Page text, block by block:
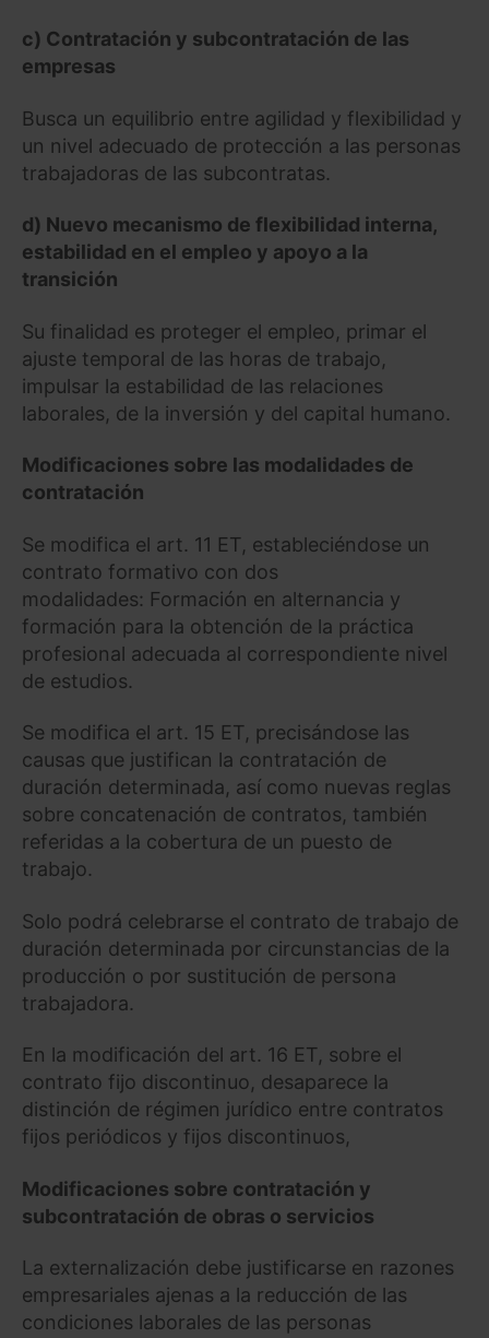
c) Contratación y subcontratación de las
empresas
Busca un equilibrio entre agilidad y flexibilidad y
un nivel adecuado de protección a las personas
trabajadoras de las subcontratas.
d) Nuevo mecanismo de flexibilidad interna,
estabilidad en el empleo y apoyo a la
transición
Su finalidad es proteger el empleo, primar el
ajuste temporal de las horas de trabajo,
impulsar la estabilidad de las relaciones
laborales, de la inversión y del capital humano.
Modificaciones sobre las modalidades de
contratación
Se modifica el art. 11 ET, estableciéndose un
contrato formativo con dos
modalidades: Formación en alternancia y
formación para la obtención de la práctica
profesional adecuada al correspondiente nivel
de estudios.
Se modifica el art. 15 ET, precisándose las
causas que justifican la contratación de
duración determinada, así como nuevas reglas
sobre concatenación de contratos, también
referidas a la cobertura de un puesto de
trabajo.
Solo podrá celebrarse el contrato de trabajo de
duración determinada por circunstancias de la
producción o por sustitución de persona
trabajadora.
En la modificación del art. 16 ET, sobre el
contrato fijo discontinuo, desaparece la
distinción de régimen jurídico entre contratos
fijos periódicos y fijos discontinuos,
Modificaciones sobre contratación y
subcontratación de obras o servicios
La externalización debe justificarse en razones
empresariales ajenas a la reducción de las
condiciones laborales de las personas